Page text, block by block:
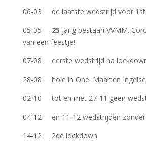
06-03 de laatste wedstrijd voor
05-05 25 jarig bestaan VVMM.
van een feestje!
07-08 eerste wedstrijd na
28-08 hole in One: Maarten Ingelse
02-10 tot en met 27-11 geen
04-12 en 11-12 wedstrijden zonder
14-12 2de lockdown